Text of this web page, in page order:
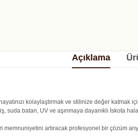
Açıklama
kolaylaştırmak ve stilinize değer
suda batan, UV ve aşınmaya dayanıklı İskota
artıracak profesyonel bir çözüm